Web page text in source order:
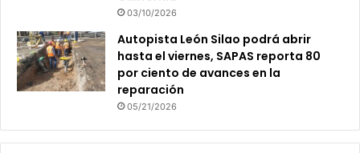
03/10/2026
Autopista León Silao podrá abrir
hasta el viernes, SAPAS reporta 80
por ciento de avances en la
reparación
05/21/2026